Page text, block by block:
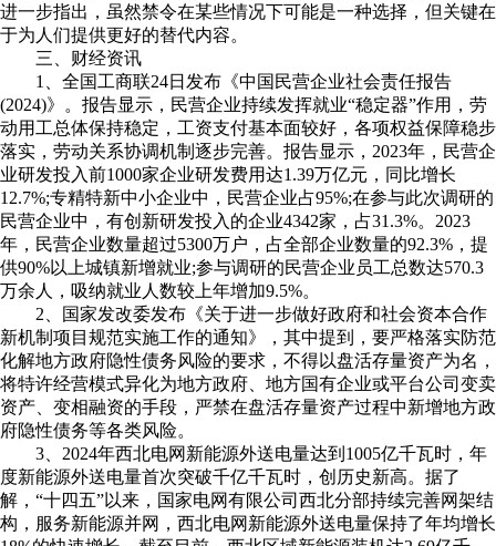
进一步指出，虽然禁令在某些情况下可能是一种选择，但关键在
于为人们提供更好的替代内容。
三、财经资讯
1、全国工商联24日发布《中国民营企业社会责任报告
(2024)》。报告显示，民营企业持续发挥就业“稳定器”作用，劳
动用工总体保持稳定，工资支付基本面较好，各项权益保障稳步
落实，劳动关系协调机制逐步完善。报告显示，2023年，民营企
业研发投入前1000家企业研发费用达1.39万亿元，同比增长
12.7%;专精特新中小企业中，民营企业占95%;在参与此次调研的
民营企业中，有创新研发投入的企业4342家，占31.3%。2023
年，民营企业数量超过5300万户，占全部企业数量的92.3%，提
供90%以上城镇新增就业;参与调研的民营企业员工总数达570.3
万余人，吸纳就业人数较上年增加9.5%。
2、国家发改委发布《关于进一步做好政府和社会资本合作
新机制项目规范实施工作的通知》，其中提到，要严格落实防范
化解地方政府隐性债务风险的要求，不得以盘活存量资产为名，
将特许经营模式异化为地方政府、地方国有企业或平台公司变卖
资产、变相融资的手段，严禁在盘活存量资产过程中新增地方政
府隐性债务等各类风险。
3、2024年西北电网新能源外送电量达到1005亿千瓦时，年
度新能源外送电量首次突破千亿千瓦时，创历史新高。据了
解，“十四五”以来，国家电网有限公司西北分部持续完善网架结
构，服务新能源并网，西北电网新能源外送电量保持了年均增长